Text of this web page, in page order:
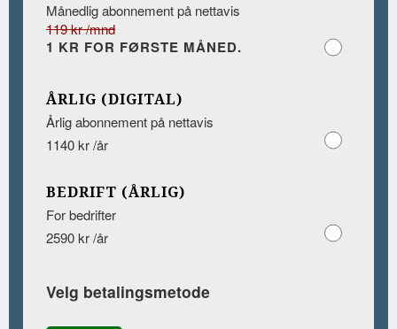
Månedlig abonnement på nettavis
119 kr /mnd
1 KR FOR FØRSTE MÅNED.
ÅRLIG (DIGITAL)
Årlig abonnement på nettavis
1140 kr /år
BEDRIFT (ÅRLIG)
For bedrifter
2590 kr /år
Velg betalingsmetode